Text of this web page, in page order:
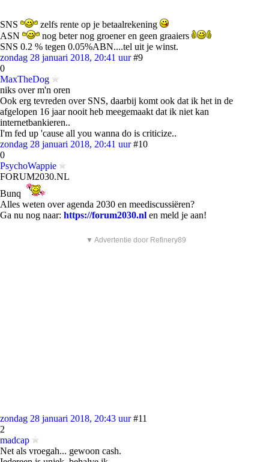
SNS
zelfs rente op je betaalrekening
ASN
nog beter nog groener en geen graaiers
SNS 0.2 % tegen 0.05%ABN....tel uit je winst.
zondag 28 januari 2018, 20:41 uur #9
0
MaxTheDog
niks over m'n oren
Ook erg tevreden over SNS, daarbij komt ook dat ik het in de
afgelopen 16 jaar nooit heb meegemaakt dat ik niet kan
internetbankieren..
I'm fed up 'cause all you wanna do is criticize..
zondag 28 januari 2018, 20:41 uur #10
0
PsychoWappie
FORUM2030.NL
Bunq
Alles weten over agenda 2030 en meediscussiëren?
Ga nu nog naar: https://forum2030.nl en meld je aan!
▼ Advertentie door Refinery89
zondag 28 januari 2018, 20:43 uur #11
2
madcap
Net als vroegah... gewoon cash.